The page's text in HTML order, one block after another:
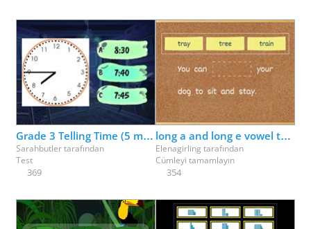
Grade 3 Telling Time (5 minutes)
Sarahbutlertarafından
Test
369
long a and long e vowel team review (ai, ay, ee, ea)
Elenagirling tarafından
Cümleyi tamamlayın
354